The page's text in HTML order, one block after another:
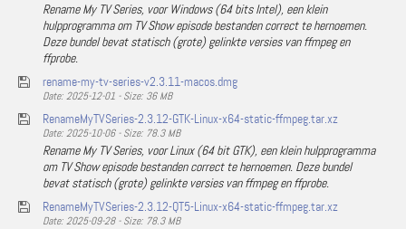
Rename My TV Series, voor Windows (64 bits Intel), een klein
hulpprogramma om TV Show episode bestanden correct te hernoemen.
Deze bundel bevat statisch (grote) gelinkte versies van ffmpeg en
ffprobe.
rename-my-tv-series-v2.3.11-macos.dmg
Date: 2025-12-01 - Size: 36 MB
RenameMyTVSeries-2.3.12-GTK-Linux-x64-static-ffmpeg.tar.xz
Date: 2025-10-06 - Size: 78.3 MB
Rename My TV Series, voor Linux (64 bit GTK), een klein hulpprogramma
om TV Show episode bestanden correct te hernoemen. Deze bundel
bevat statisch (grote) gelinkte versies van ffmpeg en ffprobe.
RenameMyTVSeries-2.3.12-QT5-Linux-x64-static-ffmpeg.tar.xz
Date: 2025-09-28 - Size: 78.3 MB